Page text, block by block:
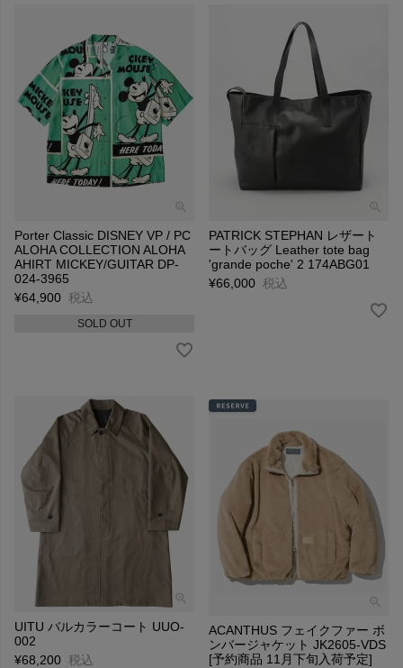
Porter Classic DISNEY VP / PC
ALOHA COLLECTION ALOHA
AHIRT MICKEY/GUITAR DP-
024-3965
¥64,900 税込
SOLD OUT
PATRICK STEPHAN レザート
ートバッグ Leather tote bag
'grande poche' 2 174ABG01
¥66,000 税込
UITU バルカラーコート UUO-
002
¥68,200 税込
ACANTHUS フェイクファー ボ
ンバージャケット JK2605-VDS
[予約商品 11月下旬入荷予定]